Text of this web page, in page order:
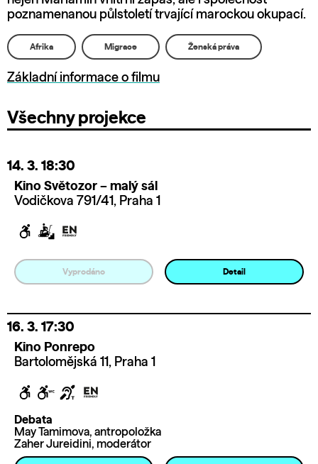
poznamenanou půlstoletí trvající marockou okupací.
Afrika Migrace Ženská práva
Základní informace o filmu
Všechny projekce
14. 3. 18:30
Kino Světozor – malý sál
Vodičkova 791/41, Praha 1
Vyprodáno Detail
16. 3. 17:30
Kino Ponrepo
Bartolomějská 11, Praha 1
Debata
May Tamimova, antropoložka
Zaher Jureidini, moderátor